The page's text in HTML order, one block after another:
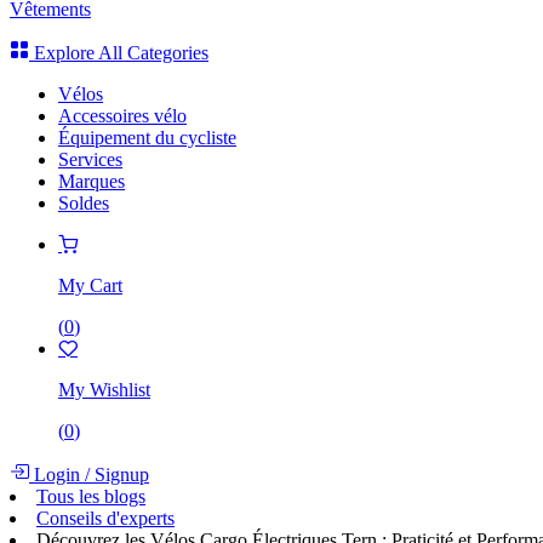
Vêtements
Explore All Categories
Vélos
Accessoires vélo
Équipement du cycliste
Services
Marques
Soldes
My Cart
(0)
My Wishlist
(0)
Login /Signup
Tous les blogs
Conseils d'experts